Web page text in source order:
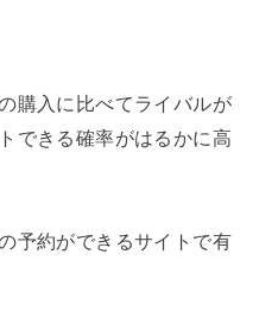
購入に比べてライバルが
できる確率がはるかに高
予約ができるサイトで有